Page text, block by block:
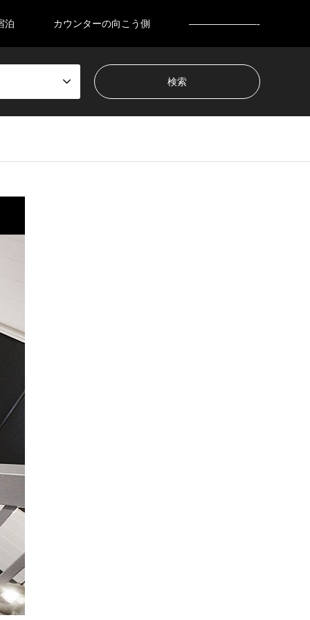
泊 カウンターの向こう側 ———————-